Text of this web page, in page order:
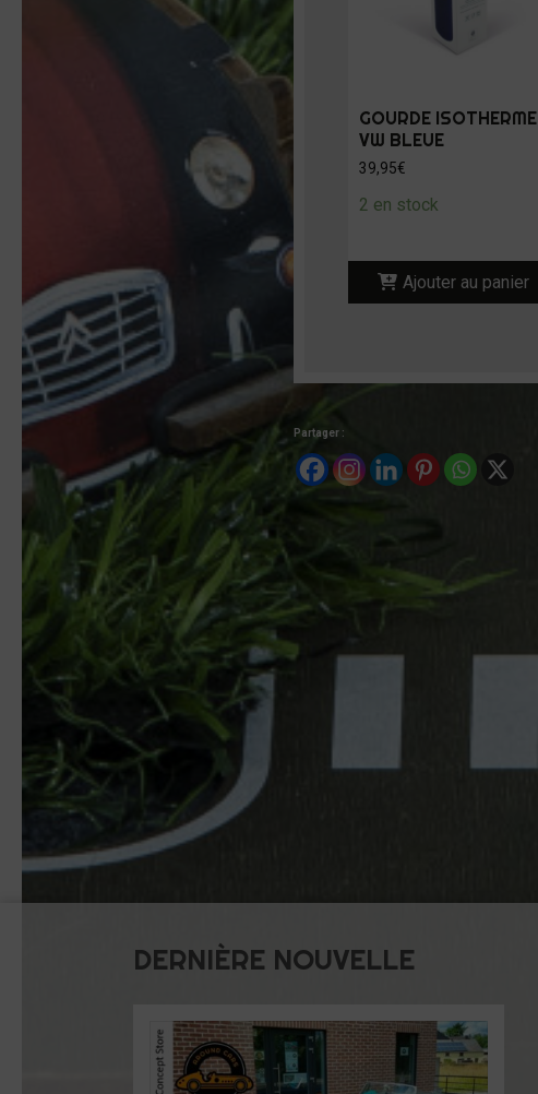
GOURDE ISOTHERME
VW BLEUE
39,95€
2 en stock
Ajouter au panier
Partager :
DERNIÈRE NOUVELLE